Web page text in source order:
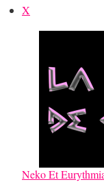
X
Neko Et